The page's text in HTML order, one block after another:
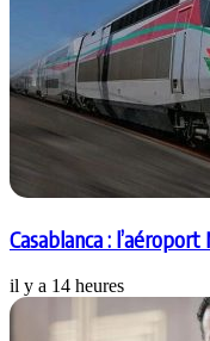
Casablanca :
il y a 14 heures